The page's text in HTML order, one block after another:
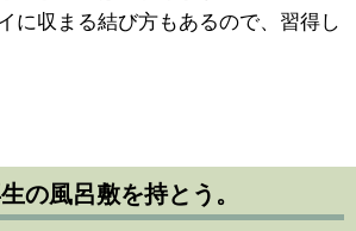
に収まる結び方もあるので、習得し
の風呂敷を持とう。